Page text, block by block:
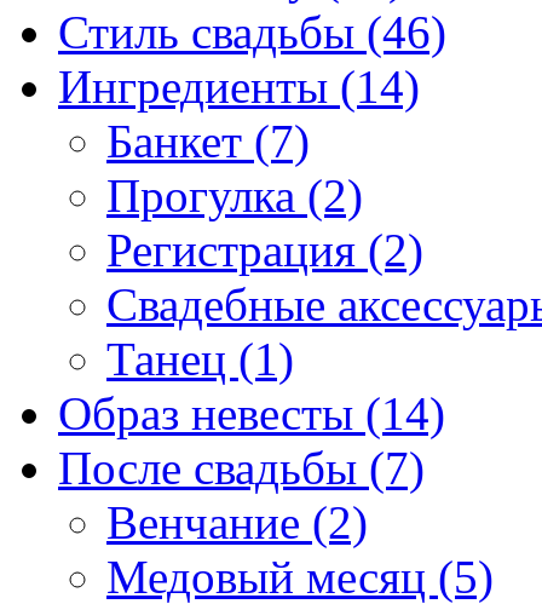
Стиль свадьбы (46)
Ингредиенты (14)
Банкет (7)
Прогулка (2)
Регистрация (2)
Свадебные
Танец (1)
Образ невесты (14)
После свадьбы (7)
Венчание (2)
Медовый месяц (5)